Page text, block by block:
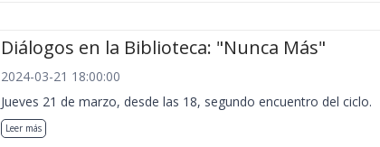
Diálogos en la Biblioteca: "Nunca Más"
2024-03-21 18:00:00
Jueves 21 de marzo, desde las 18, segundo encuentro del ciclo.
Leer más